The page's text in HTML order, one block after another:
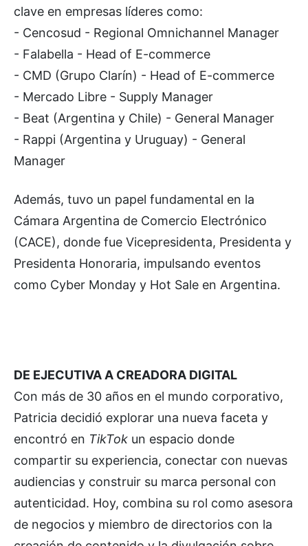
clave en empresas líderes como:
- Cencosud - Regional Omnichannel Manager
- Falabella - Head of E-commerce
- CMD (Grupo Clarín) - Head of E-commerce
- Mercado Libre - Supply Manager
- Beat (Argentina y Chile) - General Manager
- Rappi (Argentina y Uruguay) - General
Manager
Además, tuvo un papel fundamental en la
Cámara Argentina de Comercio Electrónico
(CACE), donde fue Vicepresidenta, Presidenta y
Presidenta Honoraria, impulsando eventos
como Cyber Monday y Hot Sale en Argentina.
DE EJECUTIVA A CREADORA DIGITAL
Con más de 30 años en el mundo corporativo,
Patricia decidió explorar una nueva faceta y
encontró en TikTok un espacio donde
compartir su experiencia, conectar con nuevas
audiencias y construir su marca personal con
autenticidad. Hoy, combina su rol como asesora
de negocios y miembro de directorios con la